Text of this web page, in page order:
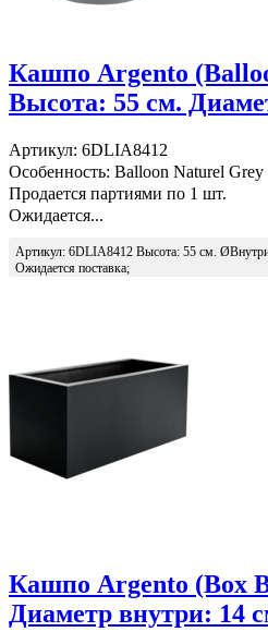
Кашпо Argento
Высота: 55 см.
Артикул: 6DLIA8412
Особенность: Balloon Naturel Grey
Продается партиями по 1 шт.
Ожидается...
Артикул: 6DLIA8412 Высота: 55 см.
Ожидается поставка;
Кашпо Argento (Box
Диаметр внутри: 14